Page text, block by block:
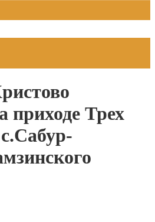
приходе Трех